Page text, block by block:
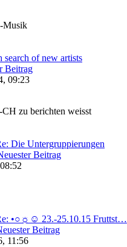
Musik
search of new artists
Beitrag
09:23
zu berichten weisst
Die Untergruppierungen
Beitrag
•○☼☺ 23.-25.10.15 Fruttst…
Beitrag
11:56